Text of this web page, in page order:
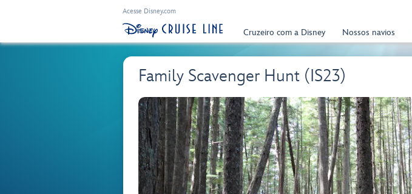
Acesse Disney.com
Cruzeiro com a Disney Nossos navios
Family Scavenger Hunt (IS23)